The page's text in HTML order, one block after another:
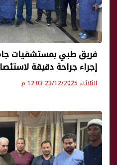
فريق طبي بمستشفيات
إجراء جراحة دقيقة
الثلاثاء 23/12/2025 12:03 م